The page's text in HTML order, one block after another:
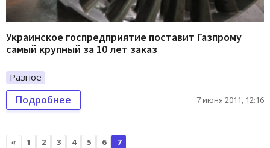
Украинское госпредприятие поставит Газпрому
самый крупный за 10 лет заказ
Разное
Подробнее 7 июня 2011, 12:16
« 1 2 3 4 5 6 7